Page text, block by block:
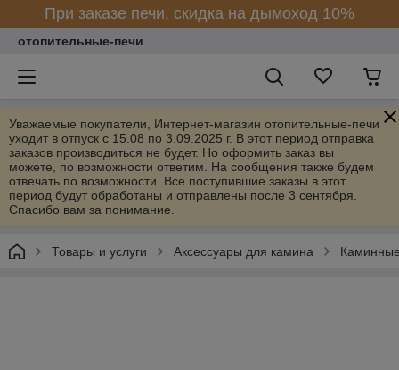
При заказе печи, скидка на дымоход 10%
отопительные-печи
Уважаемые покупатели, Интернет-магазин отопительные-печи
уходит в отпуск с 15.08 по 3.09.2025 г. В этот период отправка
заказов производиться не будет. Но оформить заказ вы
можете, по возможности ответим. На сообщения также будем
отвечать по возможности. Все поступившие заказы в этот
период будут обработаны и отправлены после 3 сентября.
Спасибо вам за понимание.
Товары и услуги Аксессуары для камина